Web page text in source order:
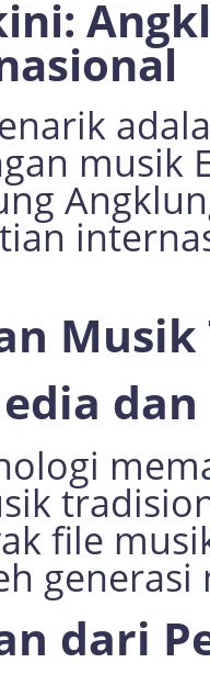
musik
file
dari